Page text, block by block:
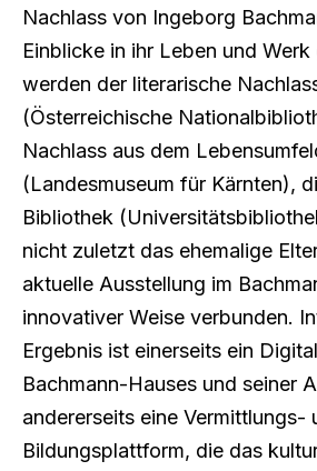
Nachlass von Ingeborg
Einblicke in ihr Leben und
werden der literarische
(Österreichische
Nachlass aus dem
(Landesmuseum für Kärnten),
Bibliothek
nicht zuletzt das ehemalige
aktuelle Ausstellung im
innovativer Weise verbunden.
Ergebnis ist einerseits ein
Bachmann-Hauses und seiner
andererseits eine Vermittlungs-
Bildungsplattform, die das